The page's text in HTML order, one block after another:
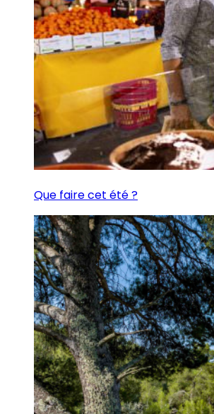
Que faire cet été ?